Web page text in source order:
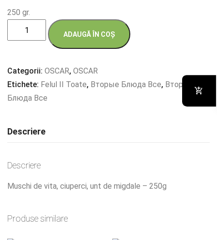
250 gr.
Cantitate
File
cu
champignon
ADAUGĂ ÎN COȘ
Categorii: OSCAR, OSCAR
Etichete: Felul II Toate, Вторые Блюда Все, Вторые
Блюда Все
Descriere
Descriere
Muschi de vita, ciuperci, unt de migdale – 250g
Produse similare